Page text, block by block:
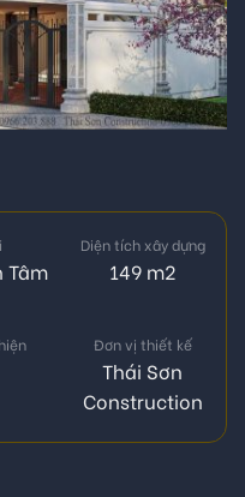
Tâm
Diện tích xây dựng
149 m2
Đơn vị thiết kế
Thái Sơn
Construction